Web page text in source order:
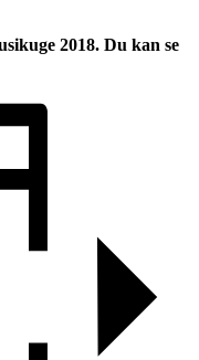
2018. Du kan se